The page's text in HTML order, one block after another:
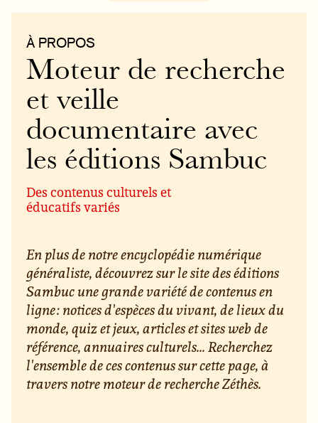
À PROPOS
Moteur de recherche
et veille
documentaire avec
les éditions Sambuc
Des contenus culturels et
éducatifs variés
En plus de notre encyclopédie numérique
généraliste, découvrez sur le site des éditions
Sambuc une grande variété de contenus en
ligne : notices d'espèces du vivant, de lieux du
monde, quiz et jeux, articles et sites web de
référence, annuaires culturels... Recherchez
l'ensemble de ces contenus sur cette page, à
travers notre moteur de recherche Zéthès.